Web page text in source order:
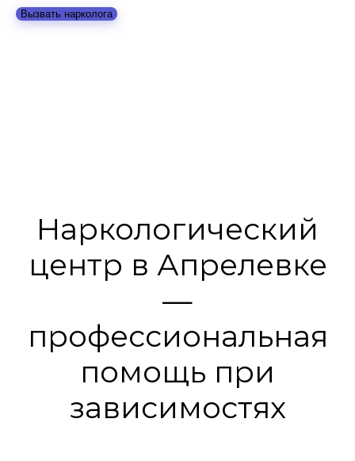
Вызвать нарколога
Наркологический
центр в Апрелевке
—
профессиональная
помощь при
зависимостях